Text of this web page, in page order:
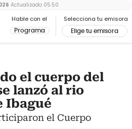
Hable con el
Programa
Selecciona tu emisora
Elige tu emisora
Actualizado 05:50
el cuerpo del
lanzó al rio
Ibagué
el Cuerpo